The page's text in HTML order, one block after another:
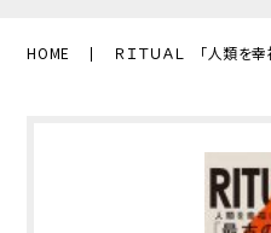
HOME ＲＩＴＵＡＬ 「人類を